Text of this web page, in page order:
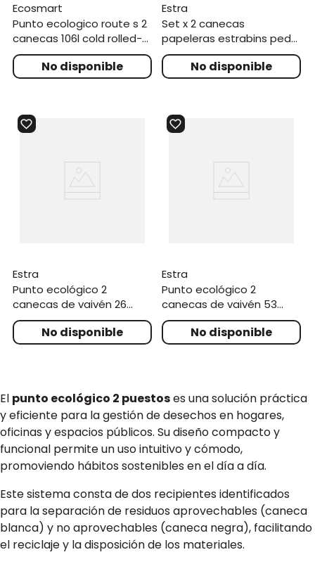
ecosmart
punto ecologico route s 2
canecas 106l cold rolled-
madera plastica
estra
set x 2 canecas
papeleras estrabins pedal
5l cafe iml madera
estra
punto ecológico 2
canecas de vaivén 26
litros
estra
punto ecológico 2
canecas de vaivén 53
litros
El punto ecológico 2 puestoses una solución práctica
y eficiente para la gestión de desechos en hogares,
oficinas y espacios públicos. Su diseño compacto y
funcional permite un uso intuitivo y cómodo,
promoviendo hábitos sostenibles en el día a día.
Este sistema consta de dos recipientes identificados
para la separación de residuos aprovechables (caneca
blanca) y no aprovechables (caneca negra), facilitando
el reciclaje y la disposición de los materiales.